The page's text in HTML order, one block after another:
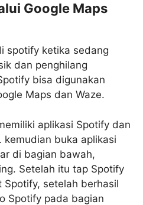
Google Maps
spotify ketika sedang
dan penghilang
bisa digunakan
Maps dan Waze.
aplikasi Spotify dan
kemudian buka aplikasi
di bagian bawah,
Setelah itu tap Spotify
setelah berhasil
Spotify pada bagian